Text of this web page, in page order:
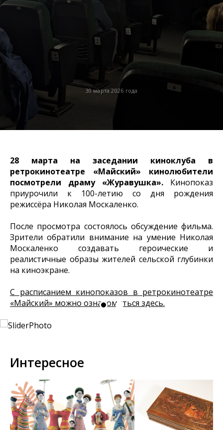
30 марта 2026 года
28 марта на заседании киноклуба в
ретрокинотеатре «Майский» кинолюбители
посмотрели драму «Журавушка». Кинопоказ
приурочили к 100-летию со дня рождения
режиссёра Николая Москаленко.
После просмотра состоялось обсуждение фильма.
Зрители обратили внимание на умение Николая
Москаленко создавать героические и
реалистичные образы жителей сельской глубинки
на киноэкране.
С расписанием кинопоказов в ретрокинотеатре
«Майский» можно ознакомиться здесь.
Интересное